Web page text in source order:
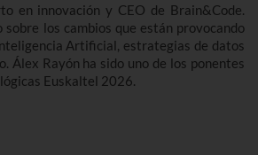
en innovación y CEO de Brain&Code.
sobre los cambios que están provocando
Artificial, estrategias de datos
Álex Rayón ha sido uno de los ponentes
Euskaltel 2026.